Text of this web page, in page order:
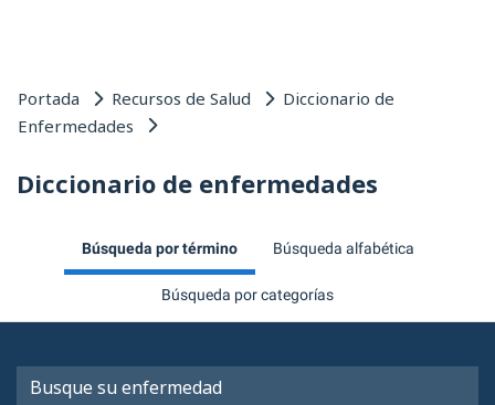
Portada Recursos de Salud Diccionario de
Enfermedades
Diccionario de enfermedades
Búsqueda por término Búsqueda alfabética
Búsqueda por categorías